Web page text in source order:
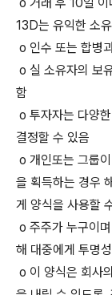
13D는 유익한 소
o 인수 또는 합병
o 실 소유자의 보
함
o 투자자는 다양
결정할 수 있음
o 개인또는 그룹
을 획득하는 경우
게 양식을 사용할
o 주주가 누구이
해 대중에게 투명
o 이 양식은 회사